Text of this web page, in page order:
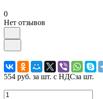
0
Нет отзывов
554 руб. за шт. с НДСза шт.